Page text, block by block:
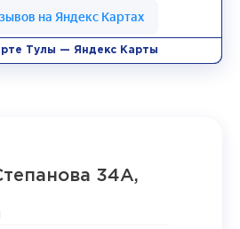
Тулы — Яндекс Карты
34А,